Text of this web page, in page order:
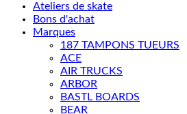
Ateliers de skate
Bons d'achat
Marques
187 TAMPONS TUEURS
ACE
AIR TRUCKS
ARBOR
BASTL BOARDS
BEAR